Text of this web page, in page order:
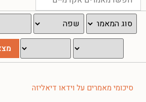
סיכומי מאמרים על וידאו דיאליזה